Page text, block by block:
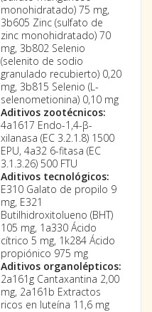
monohidratado) 75 mg,
3b605 Zinc (sulfato de
zinc monohidratado) 70
mg, 3b802 Selenio
(selenito de sodio
granulado recubierto) 0,20
mg, 3b815 Selenio (L-
selenometionina) 0,10 mg
Aditivos zootécnicos:
4a1617 Endo-1,4-β-
xilanasa (EC 3.2.1.8) 1500
EPU, 4a32 6-fitasa (EC
3.1.3.26) 500 FTU
Aditivos tecnológicos:
E310 Galato de propilo 9
mg, E321
Butilhidroxitolueno (BHT)
105 mg, 1a330 Ácido
cítrico 5 mg, 1k284 Ácido
propiónico 975 mg
Aditivos organolépticos:
2a161g Cantaxantina 2,00
mg, 2a161b Extractos
ricos en luteína 11,6 mg